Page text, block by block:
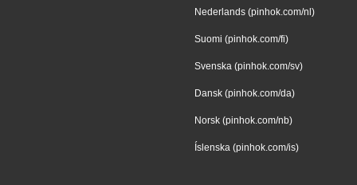
Nederlands (pinhok.com/nl)
Suomi (pinhok.com/fi)
Svenska (pinhok.com/sv)
Dansk (pinhok.com/da)
Norsk (pinhok.com/nb)
Íslenska (pinhok.com/is)